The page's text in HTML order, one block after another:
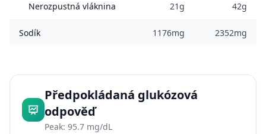
Nerozpustná vláknina 21g 42g
Sodík 1176mg 2352mg
Předpokládaná glukózová
odpověď
Peak: 95.7 mg/dL